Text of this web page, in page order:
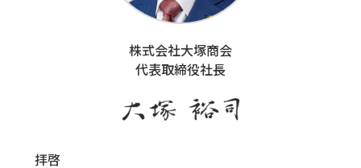
株式会社大塚商会
代表取締役社長
拝啓